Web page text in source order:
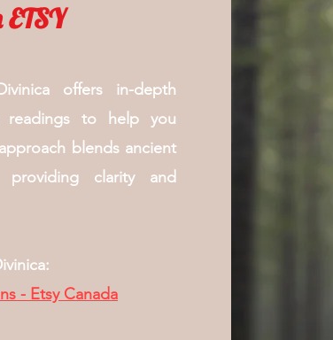
ETSY
offers in-depth
to help you
blends ancient
clarity and
- Etsy Canada